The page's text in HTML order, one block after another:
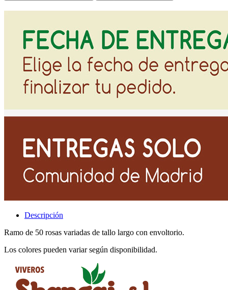
Descripción
Ramo de 50 rosas variadas de tallo largo con envoltorio.
Los colores pueden variar según disponibilidad.